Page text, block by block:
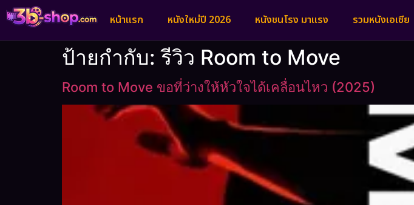
หน้าแรก หนังใหม่ปี 2026 หนังชนโรง มาแรง รวมหนังเอเชีย
ป้ายกำกับ:รีวิว Room to Move
Room to Move ขอที่ว่างให้หัวใจได้เคลื่อนไหว (2025)